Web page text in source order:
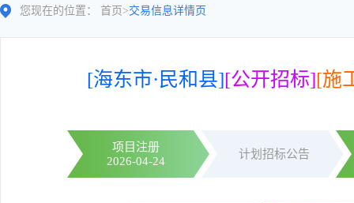
您现在的位置： 首页 >交易信息详情页
[海东市·民和县][公开招标][施
项目注册
2026-04-24
计划招标公告